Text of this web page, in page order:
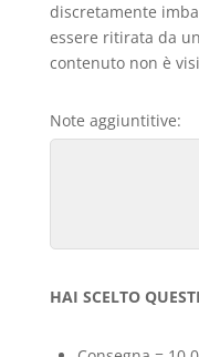
discretamente
essere ritirata da
contenuto non è
Note aggiuntitive:
HAI SCELTO